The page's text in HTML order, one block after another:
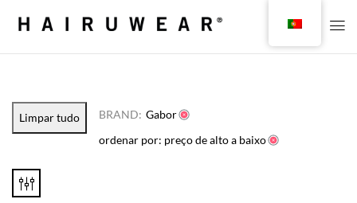
Limpar tudo BRAND: Gabor
ordenar por: preço de alto a baixo